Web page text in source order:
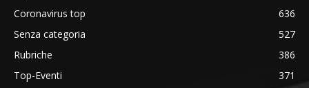
Coronavirus top
636
Senza categoria
527
Rubriche
386
Top-Eventi
371